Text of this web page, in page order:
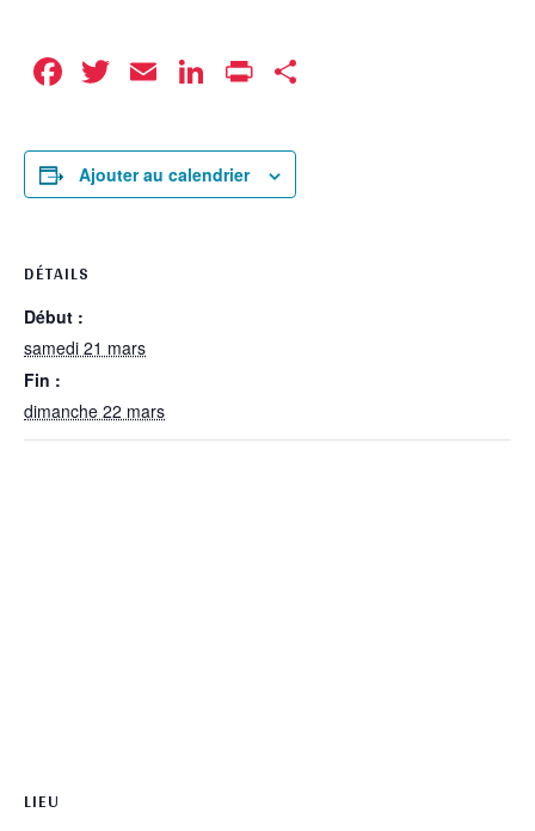
Facebook
Twitter
EmailLinkedIn
Print
Ajouter au calendrier
DÉTAILS
Début :
samedi 21 mars
Fin :
dimanche 22 mars
LIEU